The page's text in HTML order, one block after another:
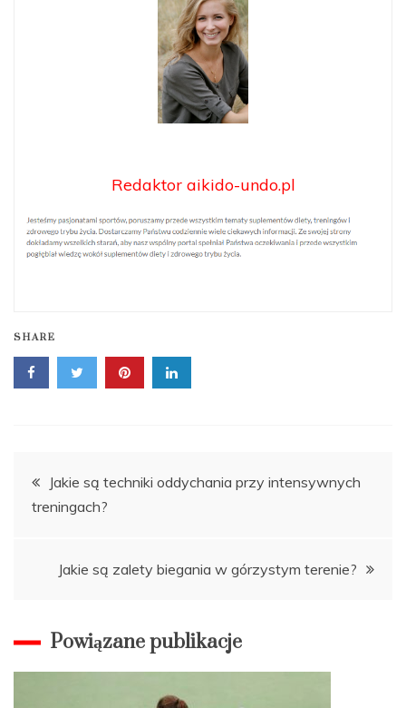
Redaktor aikido-undo.pl
SHARE
Nawigacja
wpisu
Jakie są techniki oddychania przy intensywnych
treningach?
Jakie są zalety biegania w górzystym terenie?
Powiązane publikacje